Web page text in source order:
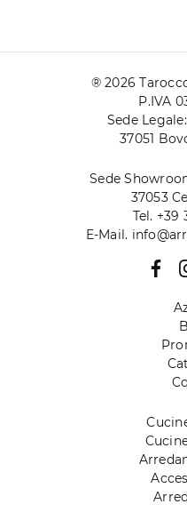
® 2026
P.IVA
Sede
37051
Sede
37053
Tel. +39
E-Mail.